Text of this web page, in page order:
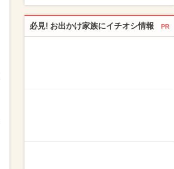
必見! お出かけ家族にイチオシ情報 PR